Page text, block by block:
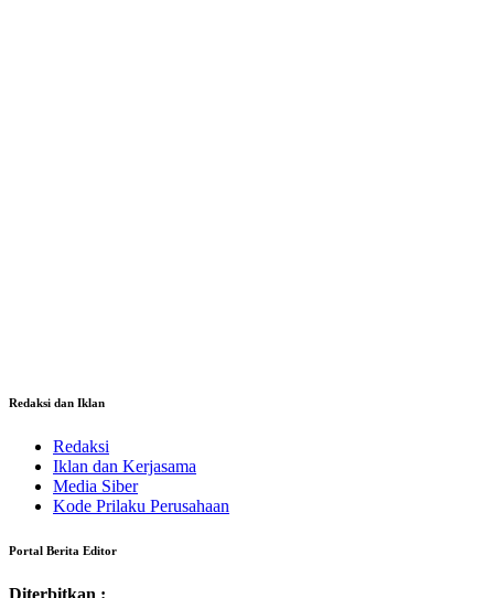
Redaksi dan Iklan
Redaksi
Iklan dan Kerjasama
Media Siber
Kode Prilaku Perusahaan
Portal Berita Editor
Diterbitkan :